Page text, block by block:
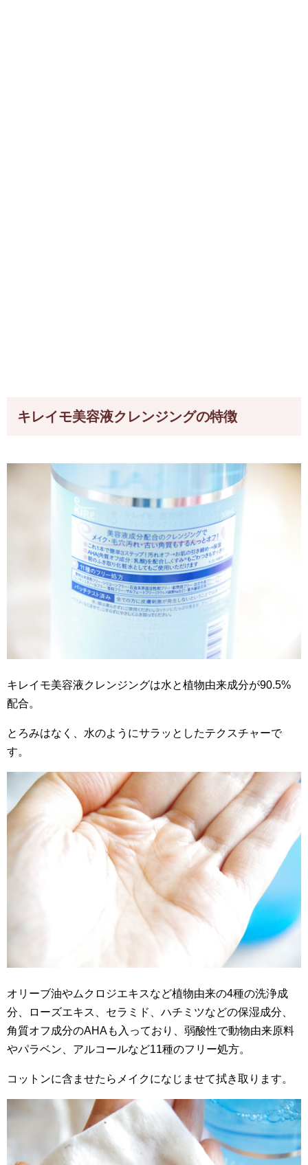
キレイモ美容液クレンジングの特徴
キレイモ美容液クレンジングは水と植物由来成分が90.5%
配合。
とろみはなく、水のようにサラッとしたテクスチャーで
す。
オリーブ油やムクロジエキスなど植物由来の4種の洗浄成
分、ローズエキス、セラミド、ハチミツなどの保湿成分、
角質オフ成分のAHAも入っており、弱酸性で動物由来原料
やパラベン、アルコールなど11種のフリー処方。
コットンに含ませたらメイクになじませて拭き取ります。